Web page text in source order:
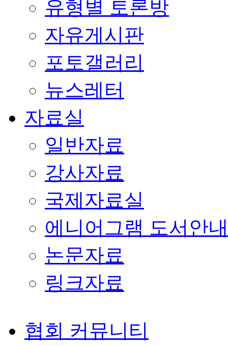
유형별 토론방
자유게시판
포토갤러리
뉴스레터
자료실
일반자료
강사자료
국제자료실
에니어그램 도서안내
논문자료
링크자료
협회 커뮤니티